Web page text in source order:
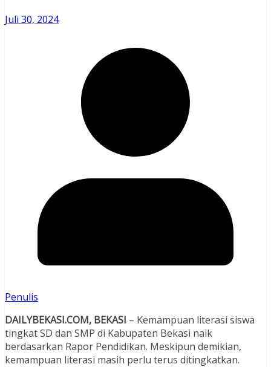
Juli 30, 2024
Penulis
DAILYBEKASI.COM, BEKASI – Kemampuan literasi siswa
tingkat SD dan SMP di Kabupaten Bekasi naik
berdasarkan Rapor Pendidikan. Meskipun demikian,
kemampuan literasi masih perlu terus ditingkatkan.